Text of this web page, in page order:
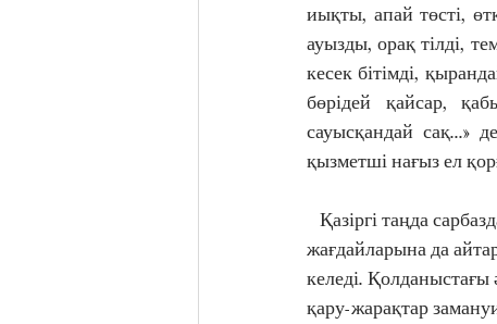
иықты, апай төсті,
ауызды, орақ тілді,
кесек бітімді,
бөрідей қайсар,
сауысқандай сақ...»
қызметші нағыз ел
жағдайларына да
келеді. Қолданыстағы
қару-жарақтар